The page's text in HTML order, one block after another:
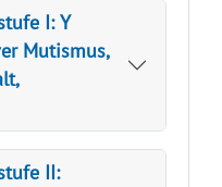
I: Y
Mutismus,
II: